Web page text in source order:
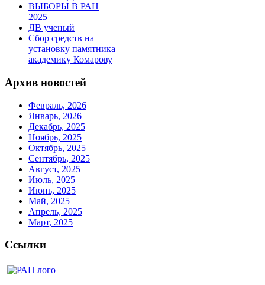
ВЫБОРЫ В РАН
2025
ДВ ученый
Сбор средств на
установку памятника
академику Комарову
Архив новостей
Февраль, 2026
Январь, 2026
Декабрь, 2025
Ноябрь, 2025
Октябрь, 2025
Сентябрь, 2025
Август, 2025
Июль, 2025
Июнь, 2025
Май, 2025
Апрель, 2025
Март, 2025
Ссылки